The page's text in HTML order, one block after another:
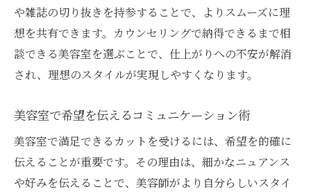
や雑誌の切り抜きを持参することで、よりスムーズに理
想を共有できます。カウンセリングで納得できるまで相
談できる美容室を選ぶことで、仕上がりへの不安が解消
され、理想のスタイルが実現しやすくなります。
美容室で希望を伝えるコミュニケーション術
美容室で満足できるカットを受けるには、希望を的確に
伝えることが重要です。その理由は、細かなニュアンス
や好みを伝えることで、美容師がより自分らしいスタイ